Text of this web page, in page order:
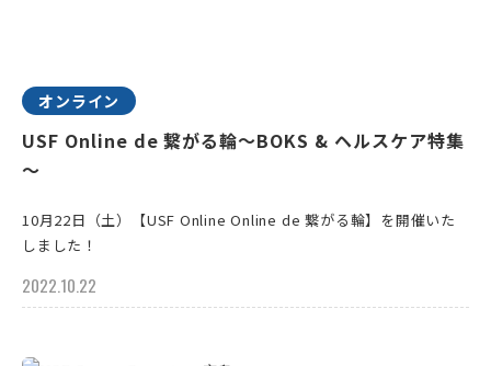
オンライン
USF Online de 繋がる輪～BOKS & ヘルスケア特集
～
10月22日（土）【USF Online Online de 繋がる輪】を開催いた
しました！
2022.10.22